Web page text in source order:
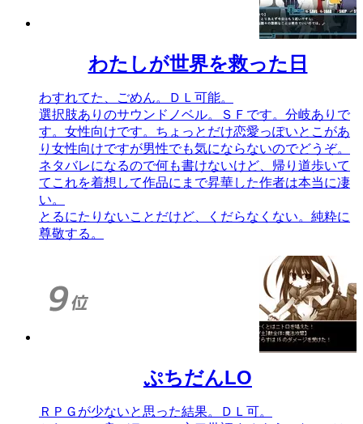
わたしが世界を救った日
わすれてた、ごめん。ＤＬ可能。
選択肢ありのサウンドノベル。ＳＦです。分岐ありで
す。女性向けです。ちょっとだけ恋愛っぽいとこがあ
り女性向けですが男性でも気にならないのでどうぞ。
ネタバレになるので何も書けないけど、帰り道歩いて
てこれを着想して作品にまで昇華した作者は本当に凄
い。
とるにたりないことだけど、くだらなくない。純粋に
尊敬する。
ぷちだんLO
ＲＰＧが少ないと思った結果。ＤＬ可。